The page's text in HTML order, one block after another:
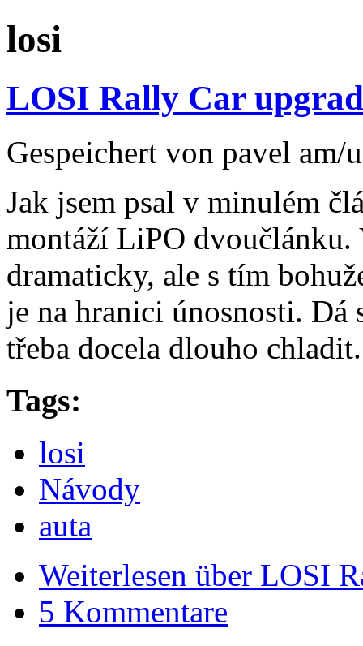
losi
LOSI Rally Car
Gespeichert von pavel am/
Jak jsem psal v minulém
montáží LiPO
dramaticky, ale s tím
je na hranici únosnosti. Dá
třeba docela dlouho chladit.
Tags:
losi
Návody
auta
Weiterlesen über LOSI
5 Kommentare